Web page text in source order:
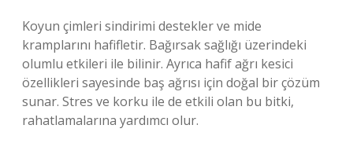
Koyun çimleri sindirimi destekler ve mide
kramplarını hafifletir. Bağırsak sağlığı üzerindeki
olumlu etkileri ile bilinir. Ayrıca hafif ağrı kesici
özellikleri sayesinde baş ağrısı için doğal bir çözüm
sunar. Stres ve korku ile de etkili olan bu bitki,
rahatlamalarına yardımcı olur.